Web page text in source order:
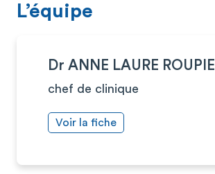
L’équipe
Dr ANNE LAURE ROUPIE
chef de clinique
Voir la fiche